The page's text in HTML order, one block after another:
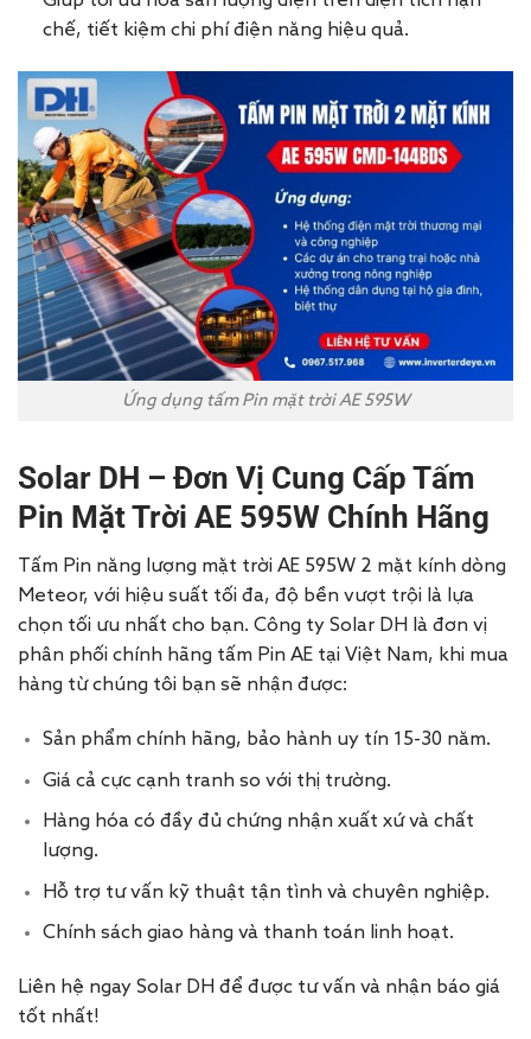
chế, tiết kiệm chi phí điện năng hiệu quả.
Ứng dụng tấm Pin mặt trời AE 595W
Solar DH – Đơn Vị Cung Cấp Tấm
Pin Mặt Trời AE 595W Chính Hãng
Tấm Pin năng lượng mặt trời AE 595W 2 mặt kính dòng
Meteor, với hiệu suất tối đa, độ bền vượt trội là lựa
chọn tối ưu nhất cho bạn. Công ty Solar DH là đơn vị
phân phối chính hãng tấm Pin AE tại Việt Nam, khi mua
hàng từ chúng tôi bạn sẽ nhận được:
Sản phẩm chính hãng, bảo hành uy tín 15-30 năm.
Giá cả cực cạnh tranh so với thị trường.
Hàng hóa có đầy đủ chứng nhận xuất xứ và chất
lượng.
Hỗ trợ tư vấn kỹ thuật tận tình và chuyên nghiệp.
Chính sách giao hàng và thanh toán linh hoạt.
Liên hệ ngay Solar DH để được tư vấn và nhận báo giá
tốt nhất!